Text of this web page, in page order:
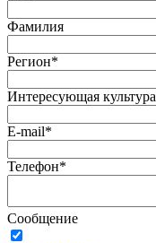
Фамилия
Регион*
Интересующая культура
E-mail*
Телефон*
Сообщение